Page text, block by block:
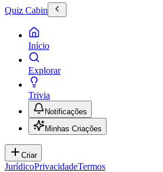
Quiz Cabin
Início
Explorar
Trivia
Notificações
Minhas Criações
Criar
JurídicoPrivacidadeTermos